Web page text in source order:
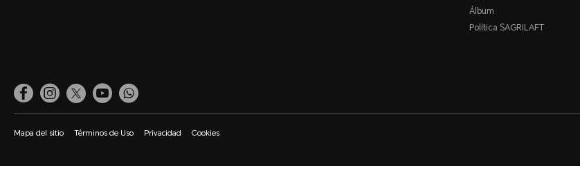
Álbum
Política SAGRILAFT
Mapa del sitio Términos de Uso Privacidad Cookies